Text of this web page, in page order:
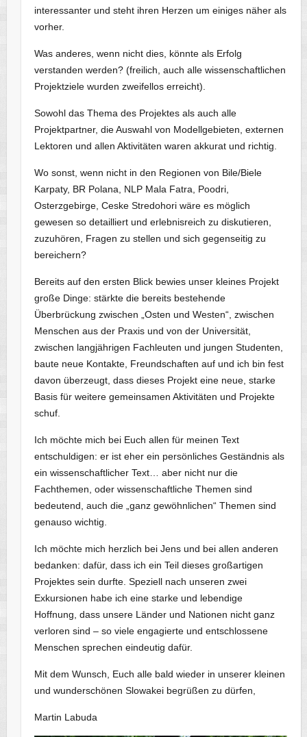
interessanter und steht ihren Herzen um einiges näher als
vorher.
Was anderes, wenn nicht dies, könnte als Erfolg
verstanden werden? (freilich, auch alle wissenschaftlichen
Projektziele wurden zweifellos erreicht).
Sowohl das Thema des Projektes als auch alle
Projektpartner, die Auswahl von Modellgebieten, externen
Lektoren und allen Aktivitäten waren akkurat und richtig.
Wo sonst, wenn nicht in den Regionen von Bile/Biele
Karpaty, BR Polana, NLP Mala Fatra, Poodri,
Osterzgebirge, Ceske Stredohori wäre es möglich
gewesen so detailliert und erlebnisreich zu diskutieren,
zuzuhören, Fragen zu stellen und sich gegenseitig zu
bereichern?
Bereits auf den ersten Blick bewies unser kleines Projekt
große Dinge: stärkte die bereits bestehende
Überbrückung zwischen „Osten und Westen“, zwischen
Menschen aus der Praxis und von der Universität,
zwischen langjährigen Fachleuten und jungen Studenten,
baute neue Kontakte, Freundschaften auf und ich bin fest
davon überzeugt, dass dieses Projekt eine neue, starke
Basis für weitere gemeinsamen Aktivitäten und Projekte
schuf.
Ich möchte mich bei Euch allen für meinen Text
entschuldigen: er ist eher ein persönliches Geständnis als
ein wissenschaftlicher Text… aber nicht nur die
Fachthemen, oder wissenschaftliche Themen sind
bedeutend, auch die „ganz gewöhnlichen“ Themen sind
genauso wichtig.
Ich möchte mich herzlich bei Jens und bei allen anderen
bedanken: dafür, dass ich ein Teil dieses großartigen
Projektes sein durfte. Speziell nach unseren zwei
Exkursionen habe ich eine starke und lebendige
Hoffnung, dass unsere Länder und Nationen nicht ganz
verloren sind – so viele engagierte und entschlossene
Menschen sprechen eindeutig dafür.
Mit dem Wunsch, Euch alle bald wieder in unserer kleinen
und wunderschönen Slowakei begrüßen zu dürfen,
Martin Labuda